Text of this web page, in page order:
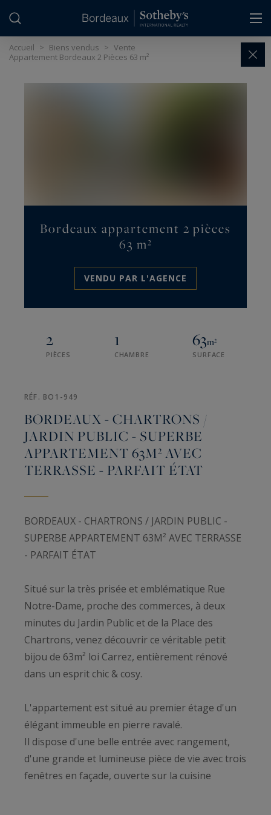
Accueil > Biens vendus > Vente
Appartement Bordeaux 2 Pièces 63 m²
Bordeaux appartement 2 pièces
63 m²
VENDU PAR L'AGENCE
2
PIÈCES
1
CHAMBRE
63m²
SURFACE
RÉF. BO1-949
BORDEAUX - CHARTRONS /
JARDIN PUBLIC - SUPERBE
APPARTEMENT 63M² AVEC
TERRASSE - PARFAIT ÉTAT
BORDEAUX - CHARTRONS / JARDIN PUBLIC -
SUPERBE APPARTEMENT 63M² AVEC TERRASSE
- PARFAIT ÉTAT
Situé sur la très prisée et emblématique Rue
Notre-Dame, proche des commerces, à deux
minutes du Jardin Public et de la Place des
Chartrons, venez découvrir ce véritable petit
bijou de 63m² loi Carrez, entièrement rénové
dans un esprit chic & cosy.
L'appartement est situé au premier étage d'un
élégant immeuble en pierre ravalé.
Il dispose d'une belle entrée avec rangement,
d'une grande et lumineuse pièce de vie avec trois
fenêtres en façade, ouverte sur la cuisine